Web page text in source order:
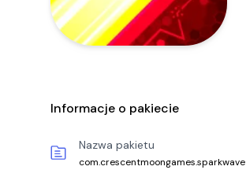
Informacje o pakiecie
Nazwa pakietu
com.crescentmoongames.sparkwave